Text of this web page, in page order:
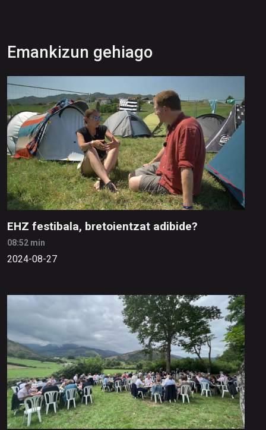
Emankizun gehiago
EHZ festibala, bretoientzat adibide?
08:52 min
2024-08-27